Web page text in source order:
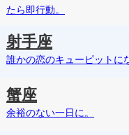
たら即行動。
射手座
誰かの恋のキューピットに
蟹座
余裕のない一日に。